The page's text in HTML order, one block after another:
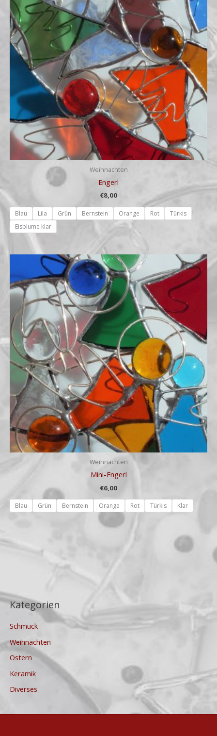
Kategorien
Schmuck
Weihnachten
Ostern
Keramik
Diverses
Weihnachten
Engerl
€8,00
Blau Lila Grün Bernstein Orange Rot
Türkis
Eisblume klar
Weihnachten
Mini-Engerl
€6,00
Blau Grün Bernstein Orange Rot Türkis Klar